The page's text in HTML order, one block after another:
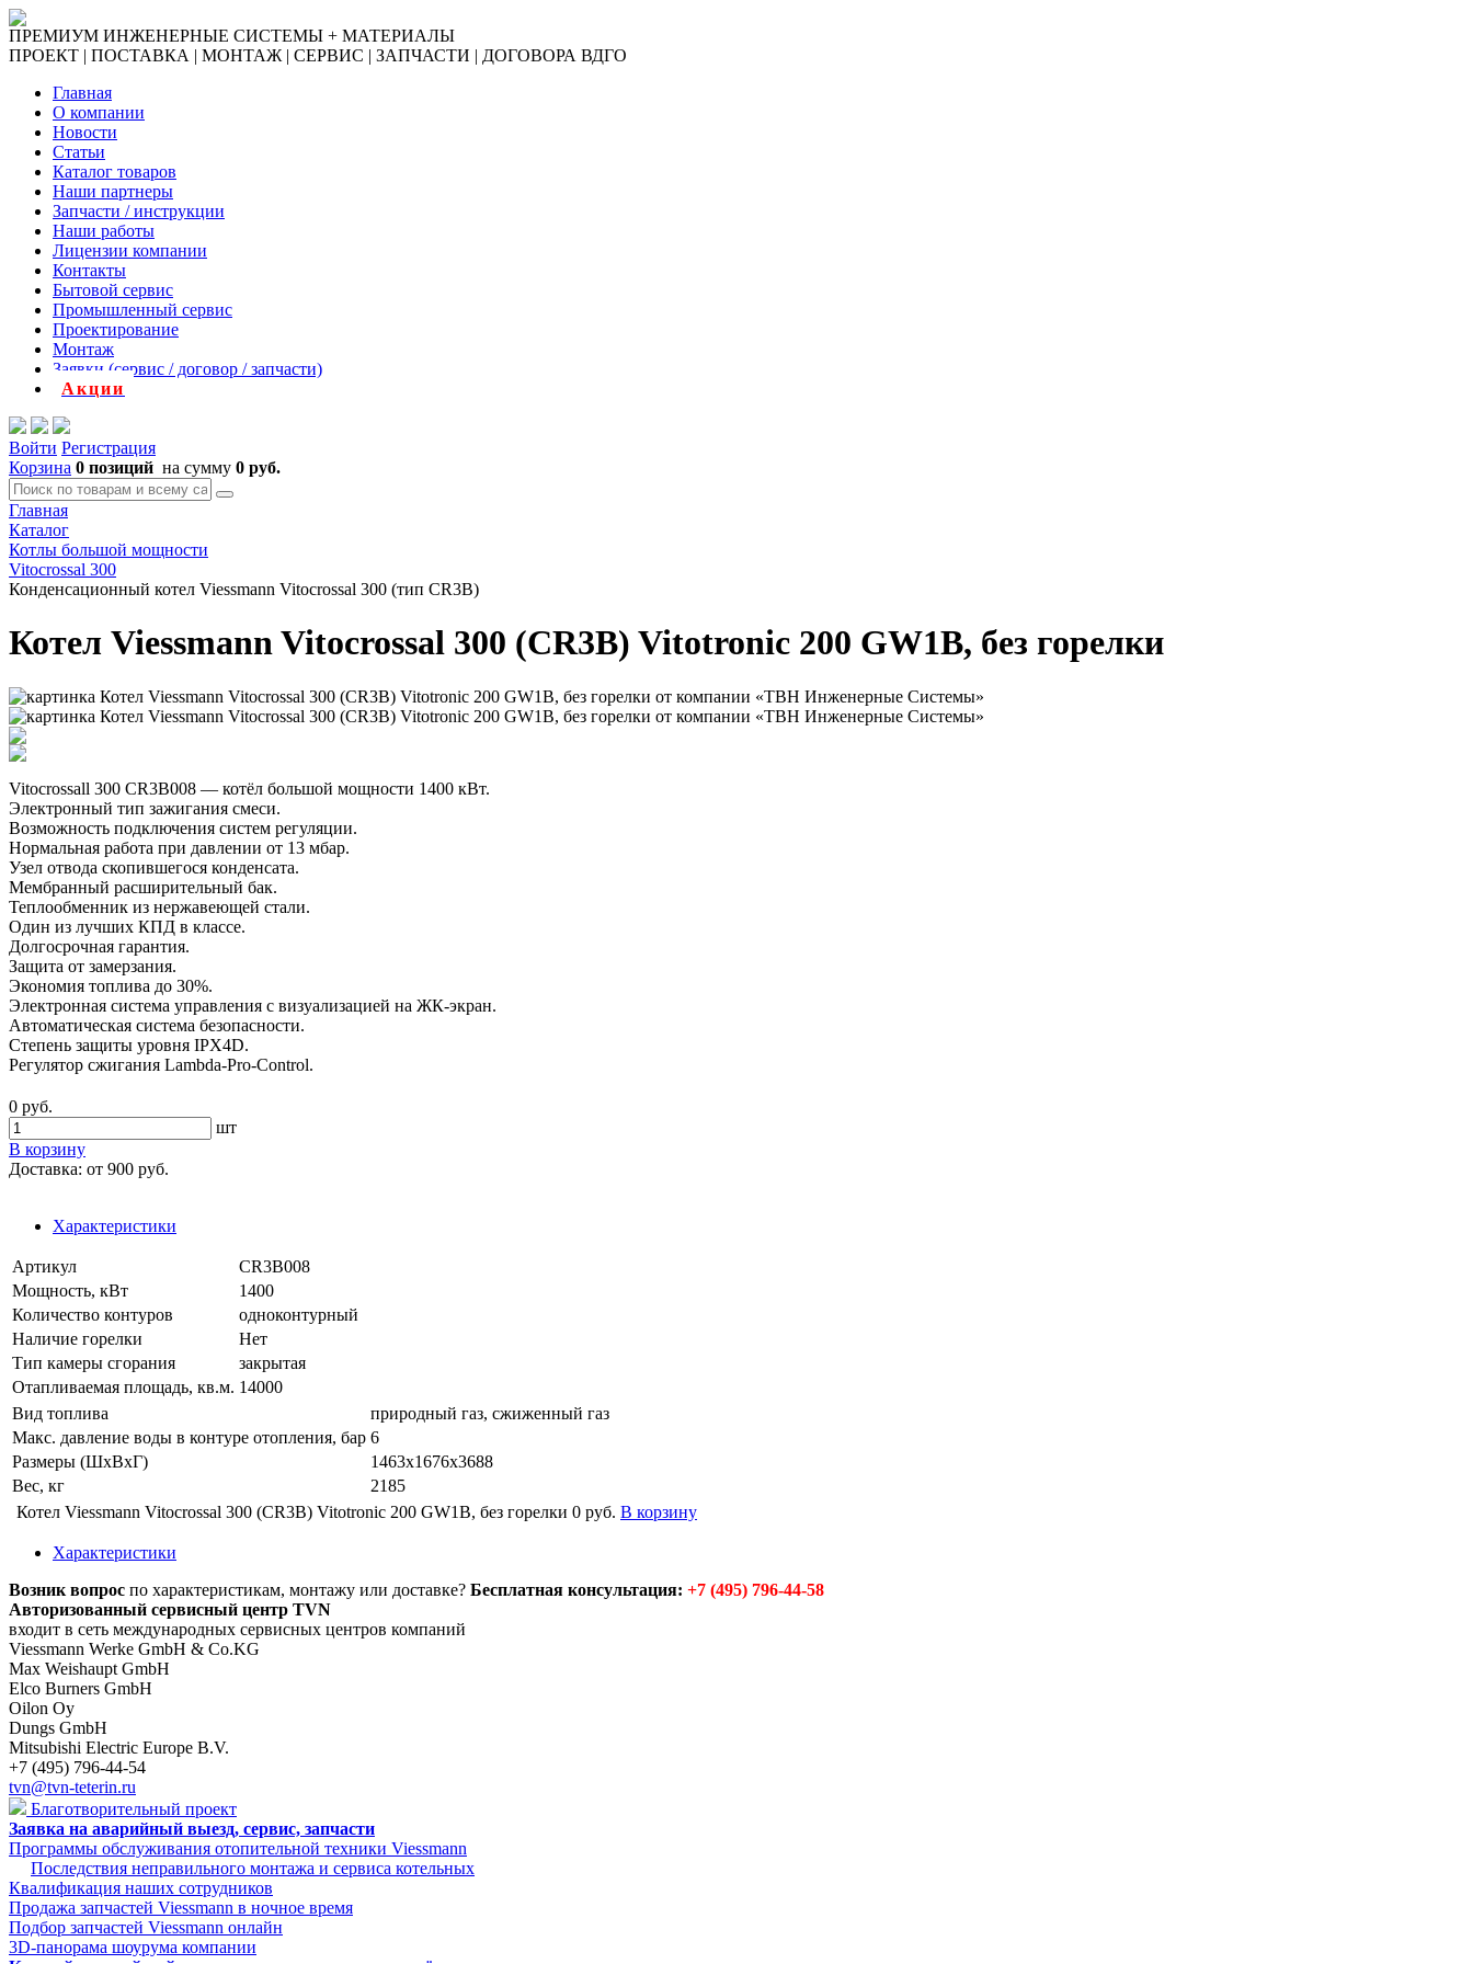
ПРЕМИУМ ИНЖЕНЕРНЫЕ СИСТЕМЫ + МАТЕРИАЛЫ
ПРОЕКТ | ПОСТАВКА | МОНТАЖ | СЕРВИС | ЗАПЧАСТИ | ДОГОВОРА ВДГО
Главная
О компании
Новости
Статьи
Каталог товаров
Наши партнеры
Запчасти / инструкции
Наши работы
Лицензии компании
Контакты
Бытовой сервис
Промышленный сервис
Проектирование
Монтаж
Заявки (сервис / договор / запчасти)
Акции
Войти Регистрация
Корзина 0 позиций на сумму 0 руб.
Главная
Каталог
Котлы большой мощности
Vitocrossal 300
Конденсационный котел Viessmann Vitocrossal 300 (тип CR3B)
Котел Viessmann Vitocrossal 300 (CR3B) Vitotronic 200 GW1B, без горелки
Vitocrossall 300 CR3B008 — котёл большой мощности 1400 кВт.
Электронный тип зажигания смеси.
Возможность подключения систем регуляции.
Нормальная работа при давлении от 13 мбар.
Узел отвода скопившегося конденсата.
Мембранный расширительный бак.
Теплообменник из нержавеющей стали.
Один из лучших КПД в классе.
Долгосрочная гарантия.
Защита от замерзания.
Экономия топлива до 30%.
Электронная система управления с визуализацией на ЖК-экран.
Автоматическая система безопасности.
Степень защиты уровня IPX4D.
Регулятор сжигания Lambda-Pro-Control.
0 руб.
шт
В корзину
Доставка: от 900 руб.
Характеристики
Артикул
CR3B008
Мощность, кВт
1400
Количество контуров
одноконтурный
Наличие горелки
Нет
Тип камеры сгорания
закрытая
Отапливаемая площадь, кв.м. 14000
Вид топлива
природный газ, сжиженный газ
Макс. давление воды в контуре отопления, бар 6
Размеры (ШхВхГ)
1463х1676х3688
Вес, кг
2185
Котел Viessmann Vitocrossal 300 (CR3B) Vitotronic 200 GW1B, без горелки 0 руб. В корзину
Характеристики
Возник вопрос по характеристикам, монтажу или доставке? Бесплатная консультация: +7 (495) 796-44-58
Авторизованный сервисный центр TVN
входит в сеть международных сервисных центров компаний
Viessmann Werke GmbH & Co.KG
Max Weishaupt GmbH
Elco Burners GmbH
Oilon Oy
Dungs GmbH
Mitsubishi Electric Europe B.V.
+7 (495) 796-44-54
tvn@tvn-teterin.ru
Благотворительный проект
Заявка на аварийный выезд, сервис, запчасти
Программы обслуживания отопительной техники Viessmann
Последствия неправильного монтажа и сервиса котельных
Квалификация наших сотрудников
Продажа запчастей Viessmann в ночное время
Подбор запчастей Viessmann онлайн
3D-панорама шоурума компании